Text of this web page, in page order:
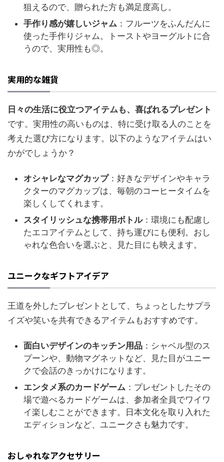
狙えるので、贈られた方も満足度高し。
手作り感が嬉しいジャム ：フルーツをふんだんに
使った手作りジャム。トーストやヨーグルトに合
うので、実用性も◎。
実用的な雑貨
日々の生活に役立つアイテムも、喜ばれるプレゼント
です。実用性の高いものは、特に受け取る人のことを
考えた選び方になります。以下のようなアイテムはい
かがでしょうか？
オシャレなマグカップ：好きなデザインやキャラ
クターのマグカップは、毎朝のコーヒータイムを
楽しくしてくれます。
スタイリッシュな携帯用ボトル：環境にも配慮し
たエコアイテムとして、持ち運びにも便利。おし
ゃれな色合いを選ぶと、見た目にも映えます。
ユニークなギフトアイデア
王道を外したプレゼントとして、ちょっとしたサプラ
イズや笑いを共有できるアイテムもおすすめです。
面白いデザインのキッチン用品 ：シャベル型のス
プーンや、動物マグネットなど、見た目がユニー
クで会話のきっかけになります。
エンタメ系のカードゲーム ：プレゼントしたその
場で遊べるカードゲームは、参加者全員でワイワ
イ楽しむことができます。日本文化を取り入れた
エディションなど、ユニークさも魅力です。
おしゃれなアクセサリー